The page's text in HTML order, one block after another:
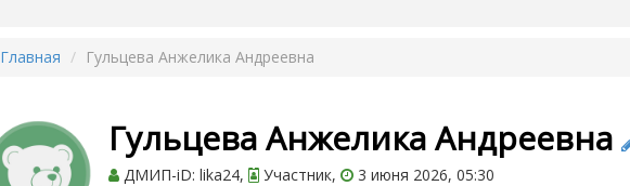
Главная Гульцева Анжелика Андреевна
Гульцева Анжелика Андреевна
ДМИП-iD: lika24, Участник,
3 июня 2026, 05:30